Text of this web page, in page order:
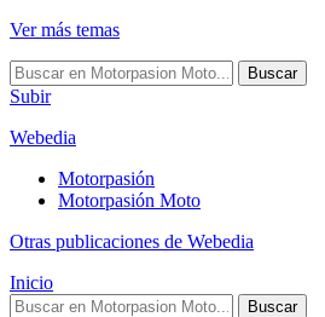
Ver más temas
Buscar
Subir
Webedia
Motorpasión
Motorpasión Moto
Otras publicaciones de Webedia
Inicio
Buscar